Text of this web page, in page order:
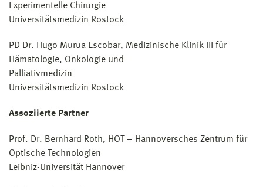
Experimentelle Chirurgie
Universitätsmedizin Rostock
PD Dr. Hugo Murua Escobar, Medizinische Klinik III für
Hämatologie, Onkologie und
Palliativmedizin
Universitätsmedizin Rostock
Assoziierte Partner
Prof. Dr. Bernhard Roth, HOT – Hannoversches Zentrum für
Optische Technologien
Leibniz-Universität Hannover